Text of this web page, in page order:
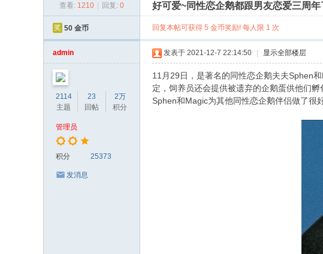
查看: 1210 回复: 0 好可爱~同性恋企鹅都跟男友恋爱三周年
奖 50 金币 回复本帖可获得 5 金币奖励! 每人限 1 次
admin
2114
主题
23
回帖
2万
积分
管理员
积分 25373
发消息
发表于 2021-12-7 22:14:50 显示全部楼层
11月29日，是著名的同性恋企鹅夫夫Sphen
定，饲养员还会提供被遗弃的企鹅蛋供他们
Sphen和Magic为其他同性恋企鹅伴侣做了很